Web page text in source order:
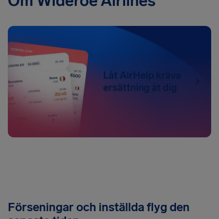
Låt AirHelp kräva
ersättning åt dig
Förseningar och inställda flyg den